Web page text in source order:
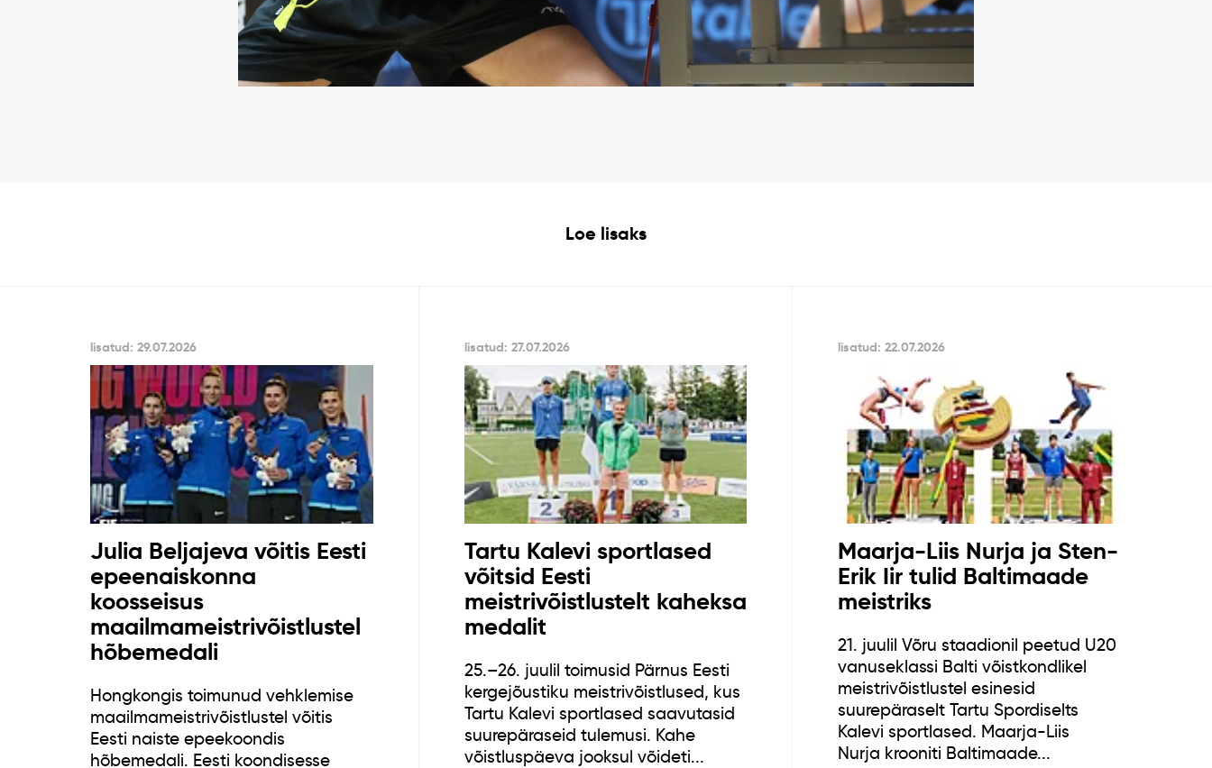
Loe lisaks
lisatud: 29.07.2026
Julia Beljajeva võitis Eesti
epeenaiskonna
koosseisus
maailmameistrivõistlustel
hõbemedali
Hongkongis toimunud vehklemise
maailmameistrivõistlustel võitis
Eesti naiste epeekoondis
hõbemedali. Eesti koondisesse
lisatud: 27.07.2026
Tartu Kalevi sportlased
võitsid Eesti
meistrivõistlustelt kaheksa
medalit
25.–26. juulil toimusid Pärnus Eesti
kergejõustiku meistrivõistlused, kus
Tartu Kalevi sportlased saavutasid
suurepäraseid tulemusi. Kahe
võistluspäeva jooksul võideti...
lisatud: 22.07.2026
Maarja-Liis Nurja ja Sten-
Erik Iir tulid Baltimaade
meistriks
21. juulil Võru staadionil peetud U20
vanuseklassi Balti võistkondlikel
meistrivõistlustel esinesid
suurepäraselt Tartu Spordiselts
Kalevi sportlased. Maarja-Liis
Nurja krooniti Baltimaade...